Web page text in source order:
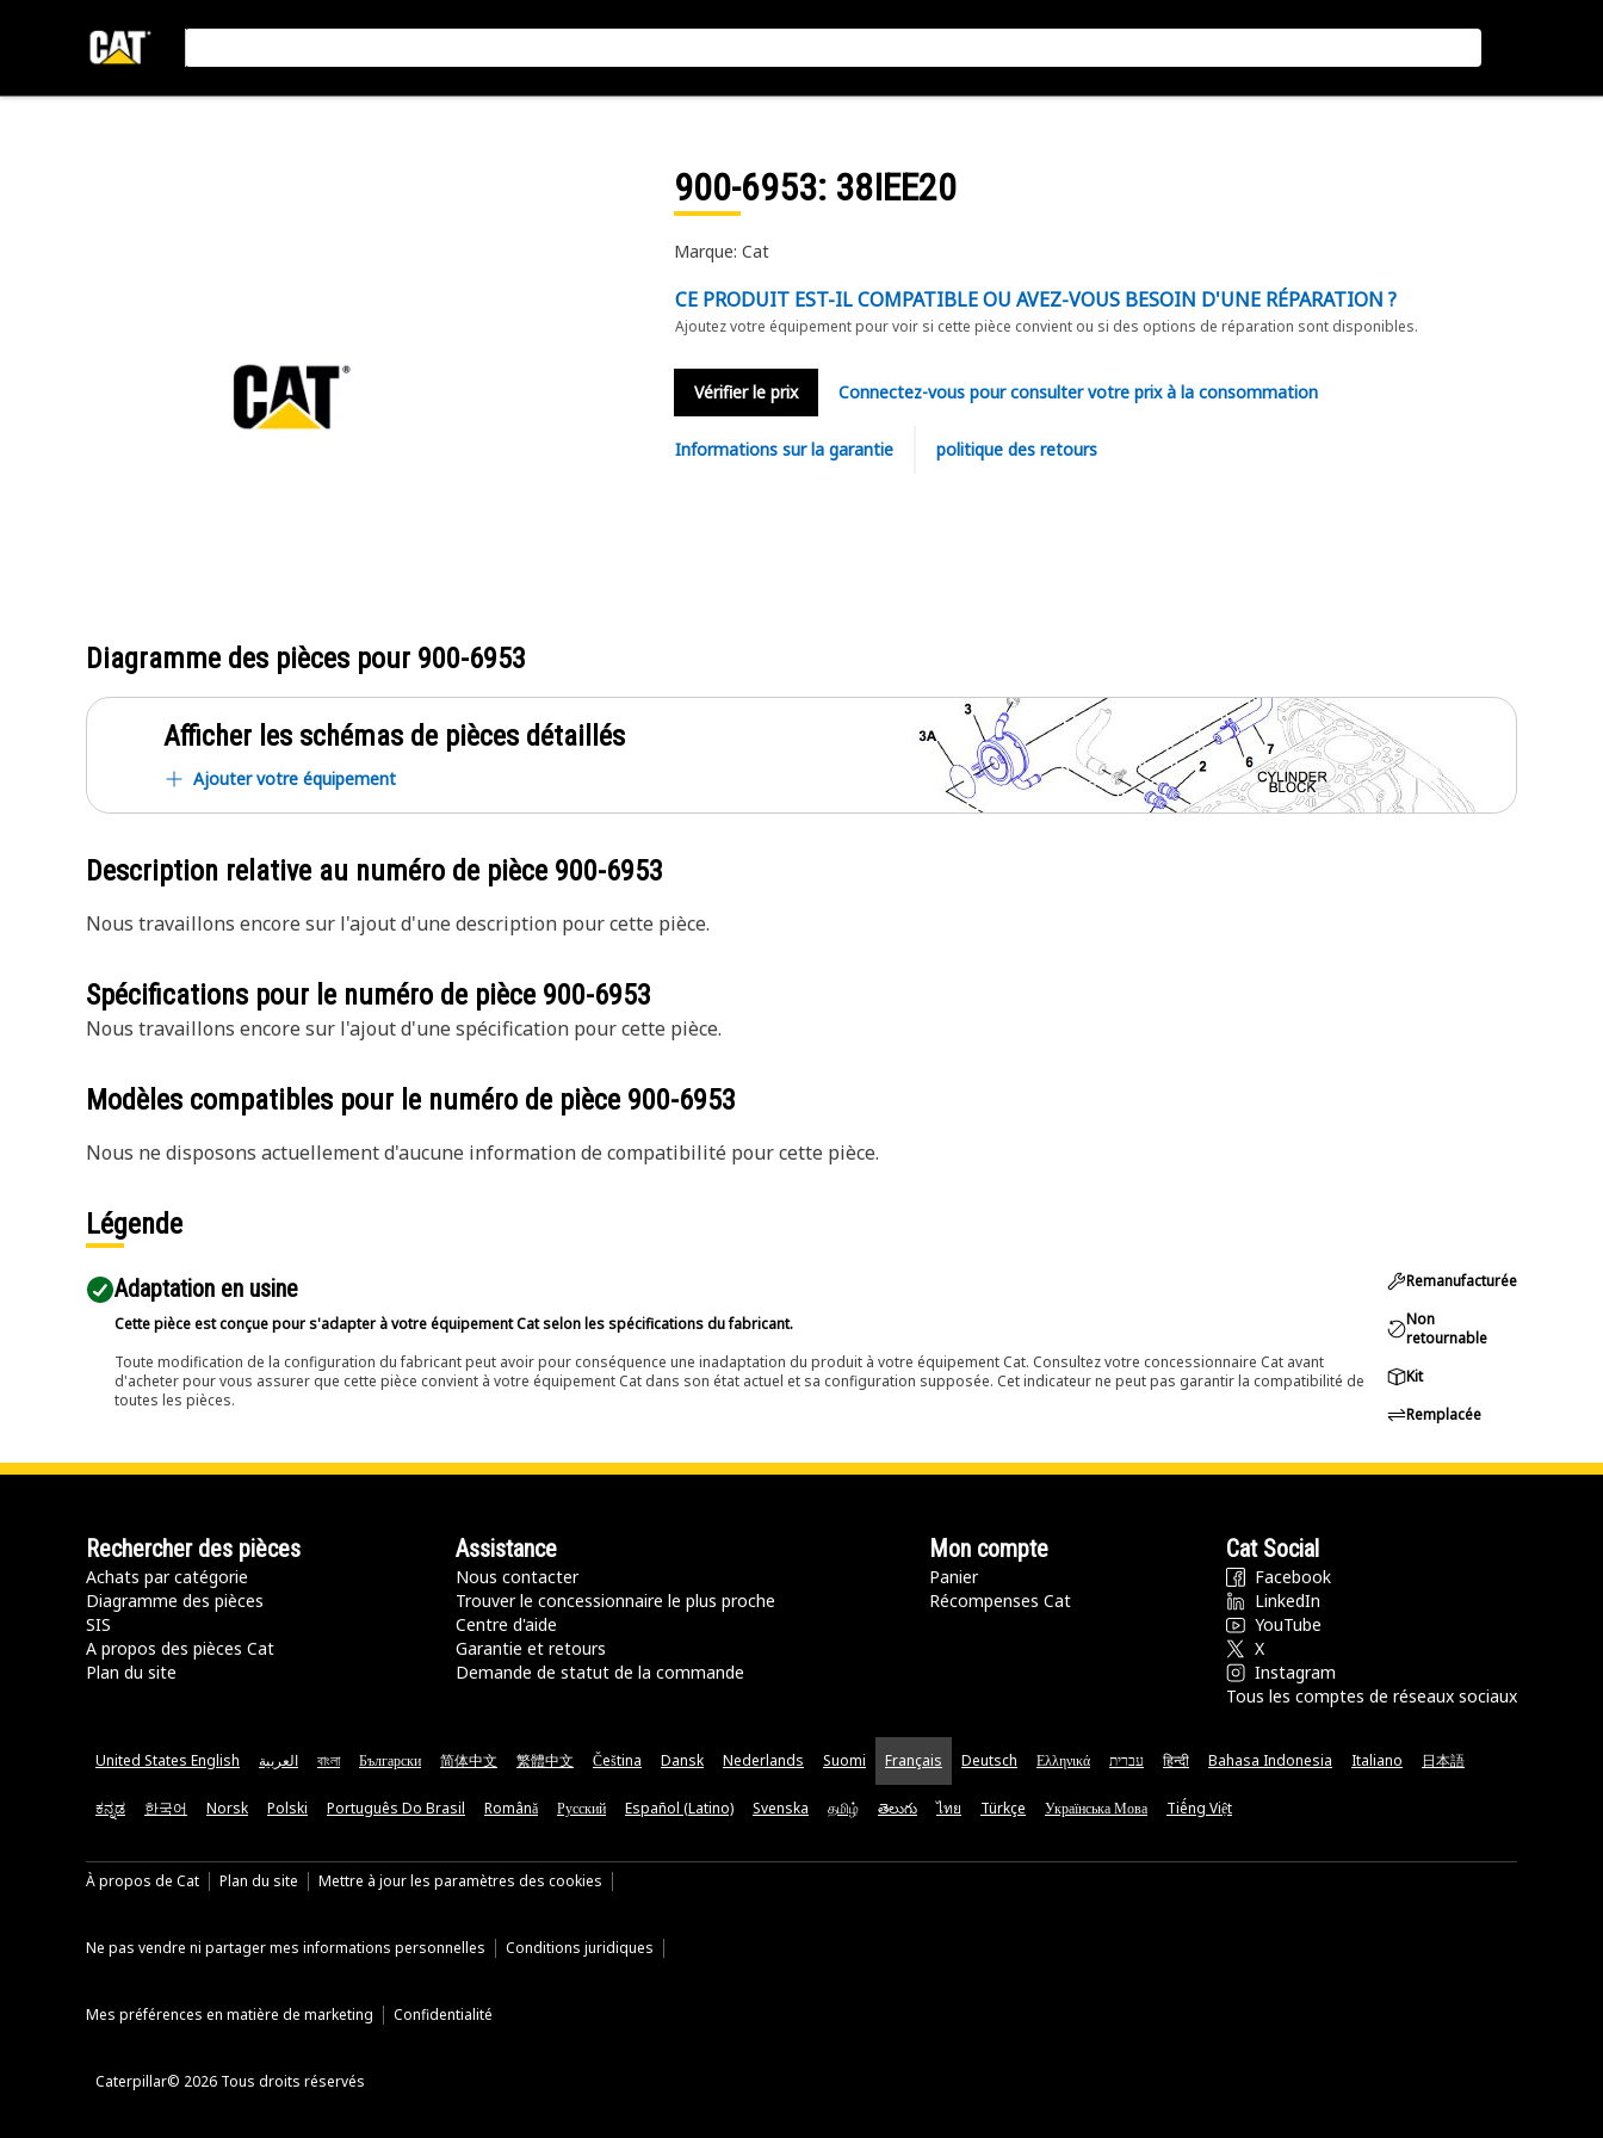
900-6953: 38IEE20
Marque: Cat
CE PRODUIT EST-IL COMPATIBLE OU AVEZ-VOUS BESOIN D'UNE RÉPARATION ?
Ajoutez votre équipement pour voir si cette pièce convient ou si des options de réparation sont disponibles.
Vérifier le prix Connectez-vous pour consulter votre prix à la consommation
Informations sur la garantie politique des retours
Diagramme des pièces pour 900-6953
Afficher les schémas de pièces détaillés
Ajouter votre équipement
Description relative au numéro de pièce 900-6953
Nous travaillons encore sur l'ajout d'une description pour cette pièce.
Spécifications pour le numéro de pièce 900-6953
Nous travaillons encore sur l'ajout d'une spécification pour cette pièce.
Modèles compatibles pour le numéro de pièce 900-6953
Nous ne disposons actuellement d'aucune information de compatibilité pour cette pièce.
Légende
Adaptation en usine
Cette pièce est conçue pour s'adapter à votre équipement Cat selon les spécifications du fabricant.
Toute modification de la configuration du fabricant peut avoir pour conséquence une inadaptation du produit à votre équipement Cat. Consultez votre concessionnaire Cat avant
d'acheter pour vous assurer que cette pièce convient à votre équipement Cat dans son état actuel et sa configuration supposée. Cet indicateur ne peut pas garantir la compatibilité de
toutes les pièces.
Remanufacturée
Non
retournable
Kit
Remplacée
Rechercher des pièces
Achats par catégorie
Diagramme des pièces
SIS
A propos des pièces Cat
Plan du site
Assistance
Nous contacter
Trouver le concessionnaire le plus proche
Centre d'aide
Garantie et retours
Demande de statut de la commande
Mon compte
Panier
Récompenses Cat
Cat Social
Facebook
LinkedIn
YouTube
X
Instagram
Tous les comptes de réseaux sociaux
United States English العربية বাংলা Български 简体中文 繁體中文 Čeština Dansk Nederlands Suomi Français Deutsch Ελληνικά עברית हिन्दी Bahasa Indonesia Italiano 日本語
ಕನ್ನಡ 한국어 Norsk Polski Português Do Brasil Română Русский Español (Latino) Svenska தமிழ் తెలుగు ไทย Türkçe Українська Мова Tiếng Việt
À propos de Cat Plan du site Mettre à jour les paramètres des cookies
Ne pas vendre ni partager mes informations personnelles Conditions juridiques
Mes préférences en matière de marketing Confidentialité
Caterpillar© 2026 Tous droits réservés